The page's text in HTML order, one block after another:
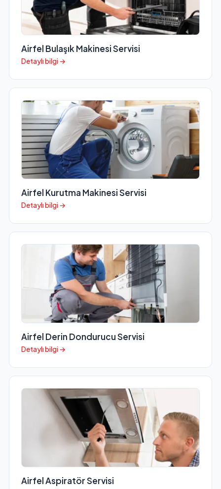
Airfel Bulaşık Makinesi Servisi
Detaylı bilgi →
Airfel Kurutma Makinesi Servisi
Detaylı bilgi →
Airfel Derin Dondurucu Servisi
Detaylı bilgi →
Airfel Aspiratör Servisi